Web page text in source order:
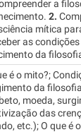
a
2.
mítica
as
da
é o mito?;
da
moeda,
das
etc.); O que é